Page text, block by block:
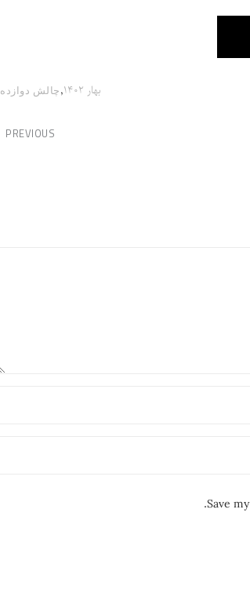
بهار ۱۴۰۲ ,چالش‌ دوازده
PREVIOUS
Save